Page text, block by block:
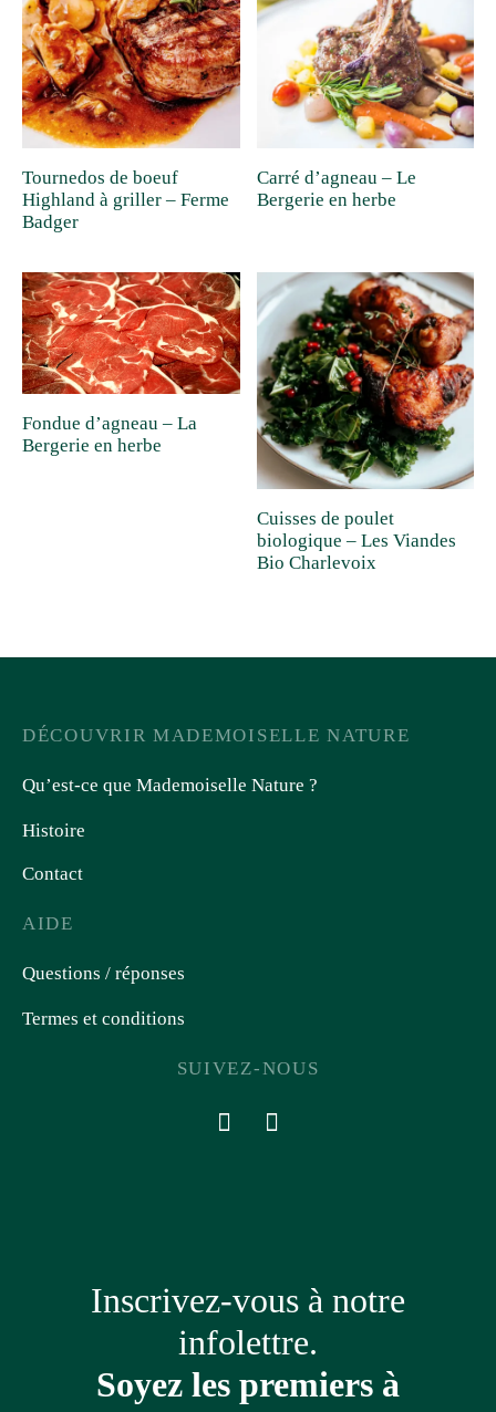
Tournedos de boeuf
Highland à griller – Ferme
Badger
Carré d’agneau – Le
Bergerie en herbe
Fondue d’agneau – La
Bergerie en herbe
Cuisses de poulet
biologique – Les Viandes
Bio Charlevoix
DÉCOUVRIR MADEMOISELLE NATURE
Qu’est-ce que Mademoiselle Nature ?
Histoire
Contact
AIDE
Questions / réponses
Termes et conditions
SUIVEZ-NOUS
Inscrivez-vous à notre
infolettre.
Soyez les premiers à